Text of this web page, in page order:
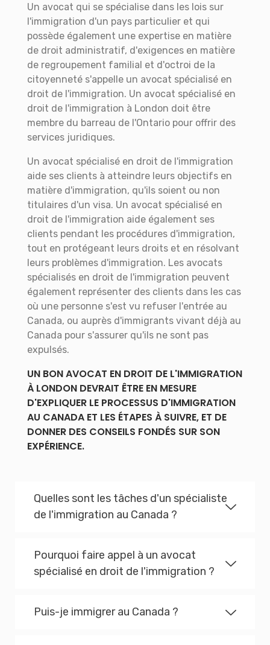
Un avocat qui se spécialise dans les lois sur
l'immigration d'un pays particulier et qui
possède également une expertise en matière
de droit administratif, d'exigences en matière
de regroupement familial et d'octroi de la
citoyenneté s'appelle un avocat spécialisé en
droit de l'immigration. Un avocat spécialisé en
droit de l'immigration à London doit être
membre du barreau de l'Ontario pour offrir des
services juridiques.
Un avocat spécialisé en droit de l'immigration
aide ses clients à atteindre leurs objectifs en
matière d'immigration, qu'ils soient ou non
titulaires d'un visa. Un avocat spécialisé en
droit de l'immigration aide également ses
clients pendant les procédures d'immigration,
tout en protégeant leurs droits et en résolvant
leurs problèmes d'immigration. Les avocats
spécialisés en droit de l'immigration peuvent
également représenter des clients dans les cas
où une personne s'est vu refuser l'entrée au
Canada, ou auprès d'immigrants vivant déjà au
Canada pour s'assurer qu'ils ne sont pas
expulsés.
UN BON AVOCAT EN DROIT DE L'IMMIGRATION
À LONDON DEVRAIT ÊTRE EN MESURE
D'EXPLIQUER LE PROCESSUS D'IMMIGRATION
AU CANADA ET LES ÉTAPES À SUIVRE, ET DE
DONNER DES CONSEILS FONDÉS SUR SON
EXPÉRIENCE.
Quelles sont les tâches d'un spécialiste
de l'immigration au Canada ?
Pourquoi faire appel à un avocat
spécialisé en droit de l'immigration ?
Puis-je immigrer au Canada ?